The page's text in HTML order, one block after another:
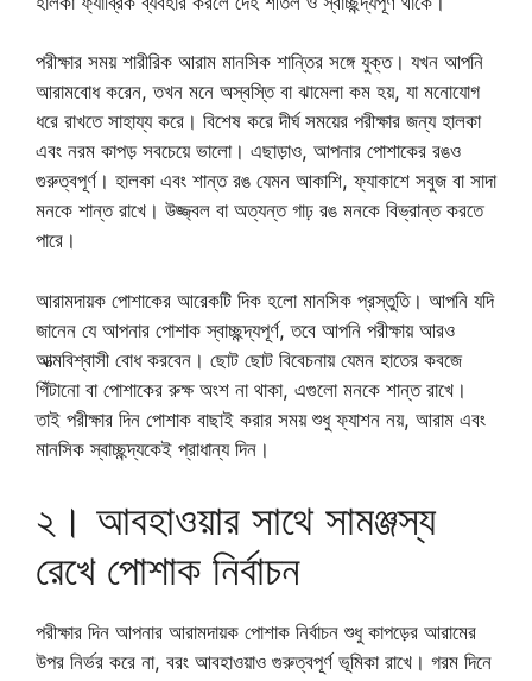
পরীক্ষার সময় শারীরিক আরাম মানসিক শান্তির সঙ্গে যুক্ত। যখন আপনি
আরামবোধ করেন, তখন মনে অস্বস্তি বা ঝামেলা কম হয়, যা মনোযোগ
ধরে রাখতে সাহায্য করে। বিশেষ করে দীর্ঘ সময়ের পরীক্ষার জন্য হালকা
এবং নরম কাপড় সবচেয়ে ভালো। এছাড়াও, আপনার পোশাকের রঙও
গুরুত্বপূর্ণ। হালকা এবং শান্ত রঙ যেমন আকাশি, ফ্যাকাশে সবুজ বা সাদা
মনকে শান্ত রাখে। উজ্জ্বল বা অত্যন্ত গাঢ় রঙ মনকে বিভ্রান্ত করতে
পারে।
আরামদায়ক পোশাকের আরেকটি দিক হলো মানসিক প্রস্তুতি। আপনি যদি
জানেন যে আপনার পোশাক স্বাচ্ছন্দ্যপূর্ণ, তবে আপনি পরীক্ষায় আরও
আত্মবিশ্বাসী বোধ করবেন। ছোট ছোট বিবেচনায় যেমন হাতের কবজে
গিঁটানো বা পোশাকের রুক্ষ অংশ না থাকা, এগুলো মনকে শান্ত রাখে।
তাই পরীক্ষার দিন পোশাক বাছাই করার সময় শুধু ফ্যাশন নয়, আরাম এবং
মানসিক স্বাচ্ছন্দ্যকেই প্রাধান্য দিন।
২। আবহাওয়ার সাথে সামঞ্জস্য
রেখে পোশাক নির্বাচন
পরীক্ষার দিন আপনার আরামদায়ক পোশাক নির্বাচন শুধু কাপড়ের আরামের
উপর নির্ভর করে না, বরং আবহাওয়াও গুরুত্বপূর্ণ ভূমিকা রাখে। গরম দিনে